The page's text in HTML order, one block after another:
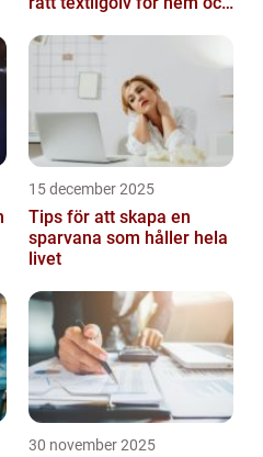
15 december 2025
Tips för att skapa en
sparvana som håller hela
livet
30 november 2025